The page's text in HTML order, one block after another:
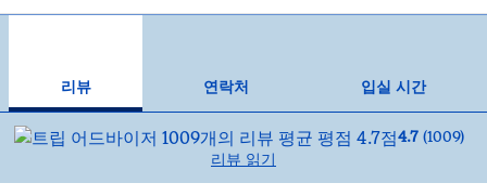
리뷰 연락처
입실 시간
4.7 (1009)
리뷰 읽기